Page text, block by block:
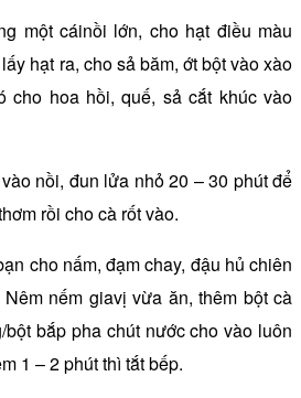
một cáinồi lớn, cho hạt điều màu
hạt ra, cho sả băm, ớt bột vào xào
cho hoa hồi, quế, sả cắt khúc vào
nồi, đun lửa nhỏ 20 – 30 phút để
rồi cho cà rốt vào.
cho nấm, đạm chay, đậu hủ chiên
nếm giavị vừa ăn, thêm bột cà
bắp pha chút nước cho vào luôn
1 – 2 phút thì tắt bếp.